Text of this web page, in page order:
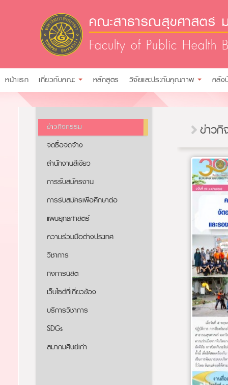
คณะสาธารณสุขศาสตร์
Faculty of Public Health
หน้าแรก เกี่ยวกับคณะ หลักสูตร วิจัยและประกันคุณภาพ คลั
ข่าวกิจกรรม
จัดซื้อจัดจ้าง
สำนักงานสีเขียว
การรับสมัครงาน​​
การรับสมัครเพื่อศึกษาต่อ​
แผนยุทธศาสตร์
ความร่วมมือต่างประเทศ
วิชาการ
กิจการนิสิต
เว็บไซต์ที่เกี่ยวข้อง
บริการวิชาการ
SDGs
สมาคมศิษย์เก่า
ข่าว